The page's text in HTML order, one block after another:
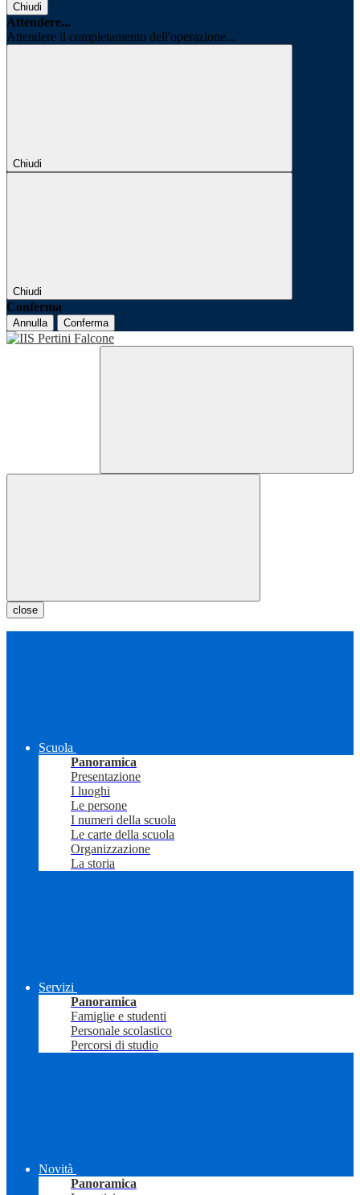
Chiudi
Attendere...
Attendere il completamento dell'operazione...
Chiudi
Chiudi
Conferma
Annulla Conferma
close
Scuola
Panoramica
Presentazione
I luoghi
Le persone
I numeri della scuola
Le carte della scuola
Organizzazione
La storia
Servizi
Panoramica
Famiglie e studenti
Personale scolastico
Percorsi di studio
Novità
Panoramica